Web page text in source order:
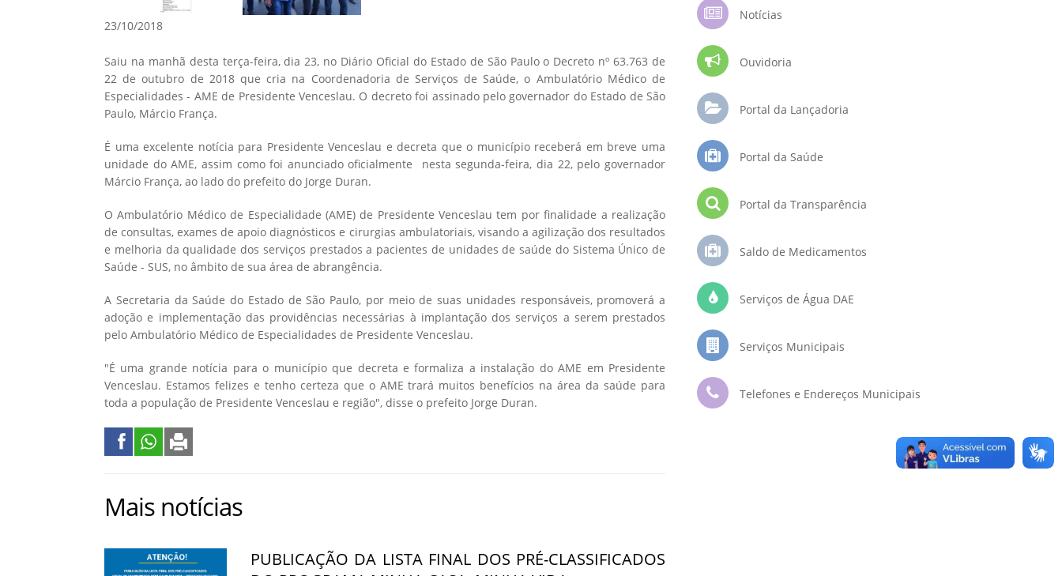
23/10/2018
Saiu na manhã desta terça-feira, dia 23, no Diário Oficial do Estado de São Paulo o Decreto nº 63.763 de
22 de outubro de 2018 que cria na Coordenadoria de Serviços de Saúde, o Ambulatório Médico de
Especialidades - AME de Presidente Venceslau. O decreto foi assinado pelo governador do Estado de São
Paulo, Márcio França.
É uma excelente notícia para Presidente Venceslau e decreta que o município receberá em breve uma
unidade do AME, assim como foi anunciado oficialmente nesta segunda-feira, dia 22, pelo governador
Márcio França, ao lado do prefeito do Jorge Duran.
O Ambulatório Médico de Especialidade (AME) de Presidente Venceslau tem por finalidade a realização
de consultas, exames de apoio diagnósticos e cirurgias ambulatoriais, visando a agilização dos resultados
e melhoria da qualidade dos serviços prestados a pacientes de unidades de saúde do Sistema Único de
Saúde - SUS, no âmbito de sua área de abrangência.
A Secretaria da Saúde do Estado de São Paulo, por meio de suas unidades responsáveis, promoverá a
adoção e implementação das providências necessárias à implantação dos serviços a serem prestados
pelo Ambulatório Médico de Especialidades de Presidente Venceslau.
"É uma grande notícia para o município que decreta e formaliza a instalação do AME em Presidente
Venceslau. Estamos felizes e tenho certeza que o AME trará muitos benefícios na área da saúde para
toda a população de Presidente Venceslau e região", disse o prefeito Jorge Duran.
Mais notícias
PUBLICAÇÃO DA LISTA FINAL DOS PRÉ-CLASSIFICADOS
Notícias
Ouvidoria
Portal da Lançadoria
Portal da Saúde
Portal da Transparência
Saldo de Medicamentos
Serviços de Água DAE
Serviços Municipais
Telefones e Endereços Municipais